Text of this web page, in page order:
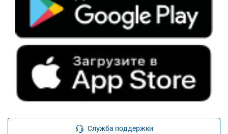
Служба поддержки